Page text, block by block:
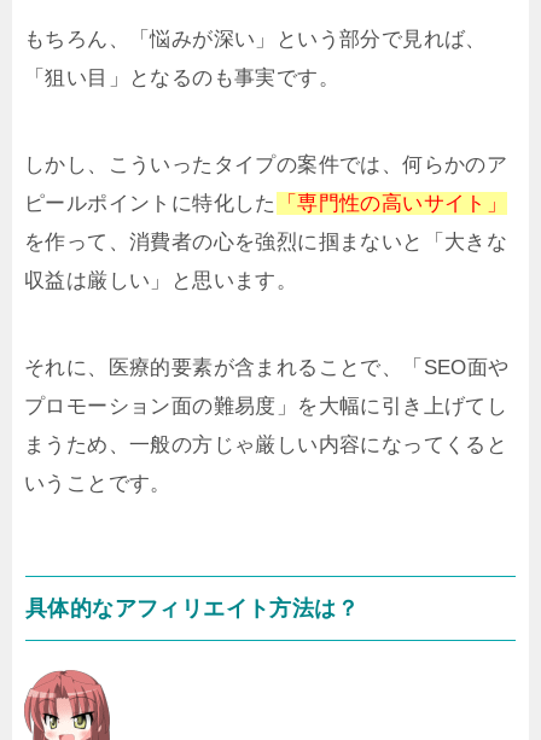
もちろん、「悩みが深い」という部分で見れば、
「狙い目」となるのも事実です。
しかし、こういったタイプの案件では、何らかのア
ピールポイントに特化した
「専門性の高いサイト」
を作って、消費者の心を強烈に掴まないと「大きな
収益は厳しい」と思います。
それに、医療的要素が含まれることで、「SEO面や
プロモーション面の難易度」を大幅に引き上げてし
まうため、一般の方じゃ厳しい内容になってくると
いうことです。
具体的なアフィリエイト方法は？